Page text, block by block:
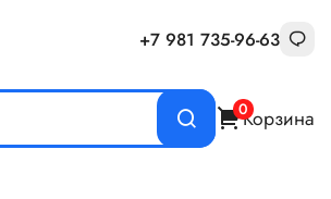
+7 981 735-96-63
0Корзина